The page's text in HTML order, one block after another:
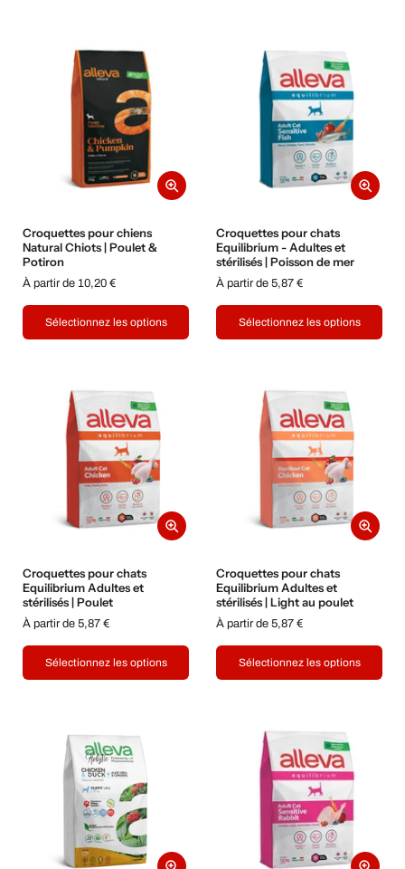
Croquettes pour chiens
Natural Chiots | Poulet &
Potiron
À partir de 10,20 €
Sélectionnez les options
Croquettes pour chats
Equilibrium - Adultes et
stérilisés | Poisson de mer
À partir de 5,87 €
Sélectionnez les options
Croquettes pour chats
Equilibrium Adultes et
stérilisés | Poulet
À partir de 5,87 €
Sélectionnez les options
Croquettes pour chats
Equilibrium Adultes et
stérilisés | Light au poulet
À partir de 5,87 €
Sélectionnez les options